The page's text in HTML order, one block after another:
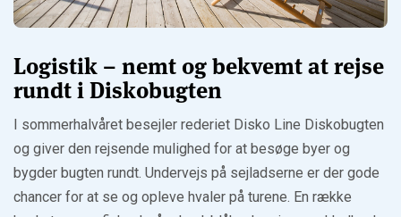
Logistik – nemt og bekvemt at rejse
rundt i Diskobugten
I sommerhalvåret besejler rederiet Disko Line Diskobugten
og giver den rejsende mulighed for at besøge byer og
bygder bugten rundt. Undervejs på sejladserne er der gode
chancer for at se og opleve hvaler på turene. En række